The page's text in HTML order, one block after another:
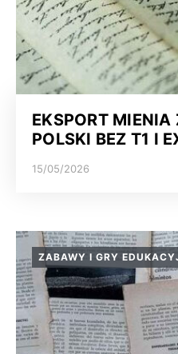
EKSPORT MIENIA
POLSKI BEZ T1 I
15/05/2026
ZABAWY I GRY